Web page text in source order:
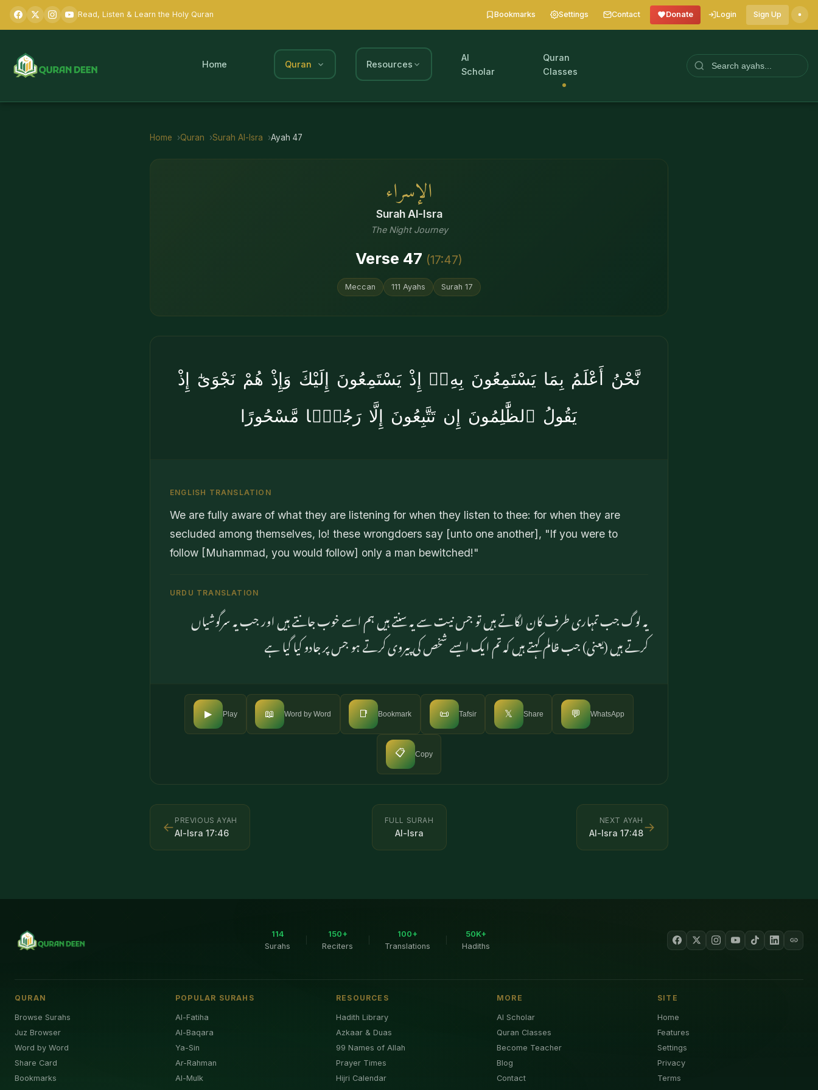
Read, Listen & Learn the Holy Quran Bookmarks Settings Contact Donate Login Sign Up
Home Quran Resources
AI
Scholar
Quran
Classes
Home Quran Surah Al-Isra Ayah 47
الإسراء
Surah Al-Isra
The Night Journey
Verse 47 (17:47)
Meccan 111 Ayahs Surah 17
نَّحْنُ أَعْلَمُ بِمَا يَسْتَمِعُونَ بِهِۦٓ إِذْ يَسْتَمِعُونَ إِلَيْكَ وَإِذْ هُمْ نَجْوَىٰٓ إِذْ
يَقُولُ ٱلظَّٰلِمُونَ إِن تَتَّبِعُونَ إِلَّا رَجُلًۭا مَّسْحُورًا
ENGLISH TRANSLATION
We are fully aware of what they are listening for when they listen to thee: for when they are
secluded among themselves, lo! these wrongdoers say [unto one another], "If you were to
follow [Muhammad, you would follow] only a man bewitched!"
URDU TRANSLATION
یہ لوگ جب تمہاری طرف کان لگاتے ہیں تو جس نیت سے یہ سنتے ہیں ہم اسے خوب جانتے ہیں اور جب یہ سرگوشیاں
کرتے ہیں (یعنی) جب ظالم کہتے ہیں کہ تم ایک ایسے شخص کی پیروی کرتے ہو جس پر جادو کیا گیا ہے
▶ Play 📖 Word by Word 📑 Bookmark 📜 Tafsir 𝕏 Share 💬 WhatsApp
📋 Copy
← PREVIOUS AYAH
Al-Isra 17:46
FULL SURAH
Al-Isra
NEXT AYAH
Al-Isra 17:48→
114
Surahs
150+
Reciters
100+
Translations
50K+
Hadiths
QURAN
Browse Surahs
Juz Browser
Word by Word
Share Card
Bookmarks
POPULAR SURAHS
Al-Fatiha
Al-Baqara
Ya-Sin
Ar-Rahman
Al-Mulk
RESOURCES
Hadith Library
Azkaar & Duas
99 Names of Allah
Prayer Times
Hijri Calendar
MORE
AI Scholar
Quran Classes
Become Teacher
Blog
Contact
SITE
Home
Features
Settings
Privacy
Terms